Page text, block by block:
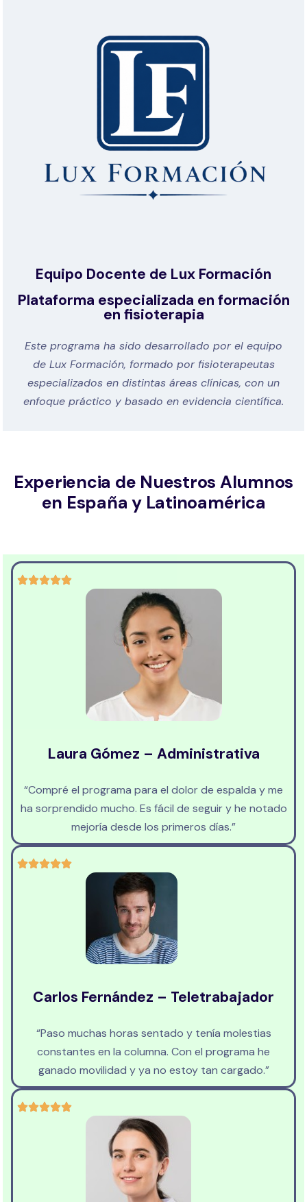
Equipo Docente de Lux Formación
Plataforma especializada en formación
en fisioterapia
Este programa ha sido desarrollado por el equipo
de Lux Formación, formado por fisioterapeutas
especializados en distintas áreas clínicas, con un
enfoque práctico y basado en evidencia científica.
Experiencia de Nuestros Alumnos
en España y Latinoamérica
Laura Gómez – Administrativa
“Compré el programa para el dolor de espalda y me
ha sorprendido mucho. Es fácil de seguir y he notado
mejoría desde los primeros días.”
Carlos Fernández – Teletrabajador
“Paso muchas horas sentado y tenía molestias
constantes en la columna. Con el programa he
ganado movilidad y ya no estoy tan cargado.”